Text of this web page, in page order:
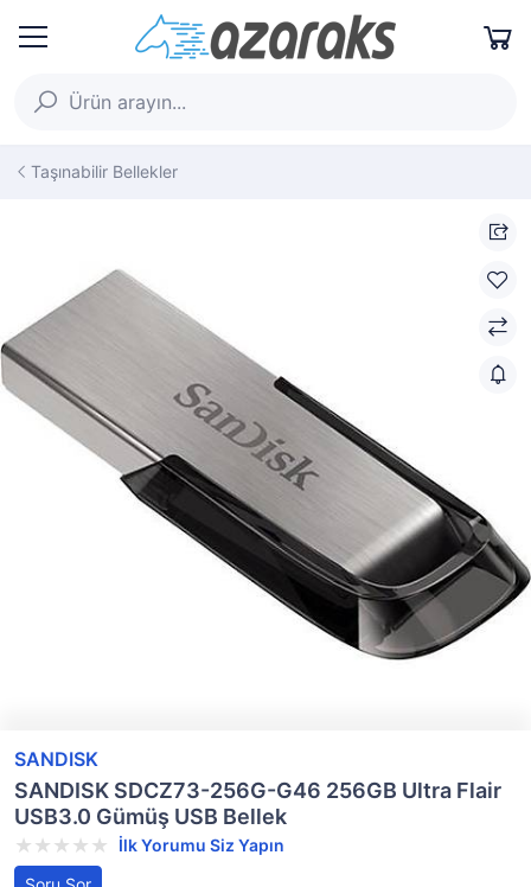
Taşınabilir Bellekler
SANDISK
SANDISK SDCZ73-256G-G46 256GB Ultra Flair
USB3.0 Gümüş USB Bellek
İlk Yorumu Siz Yapın